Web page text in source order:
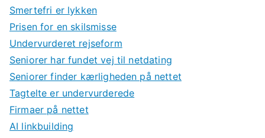
Smertefri er lykken
Prisen for en skilsmisse
Undervurderet rejseform
Seniorer har fundet vej til netdating
Seniorer finder kærligheden på nettet
Tagtelte er undervurderede
Firmaer på nettet
AI linkbuilding